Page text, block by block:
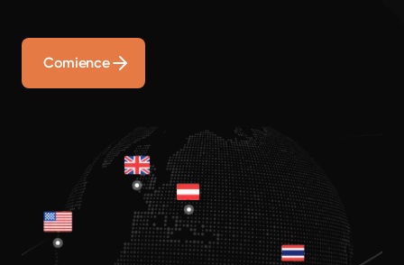
Comience